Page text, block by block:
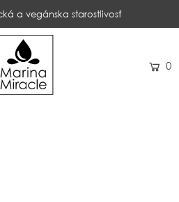
a vegánska starostlivosť
0